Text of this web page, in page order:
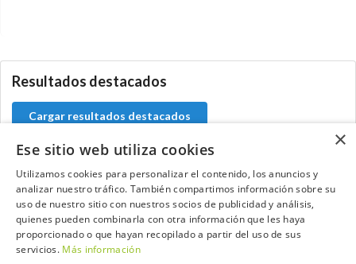
Resultados destacados
Cargar resultados destacados
Contacta con el equipo de NextCaddy
Opina Contacta
×
Ese sitio web utiliza cookies
Utilizamos cookies para personalizar el contenido, los anuncios y
analizar nuestro tráfico. También compartimos información sobre su
uso de nuestro sitio con nuestros socios de publicidad y análisis,
quienes pueden combinarla con otra información que les haya
proporcionado o que hayan recopilado a partir del uso de sus
servicios. Más información